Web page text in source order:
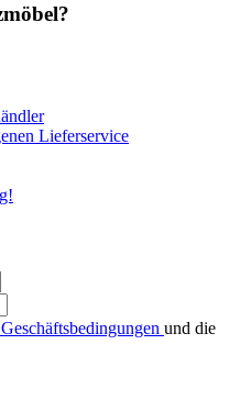
Lieferservice
und die